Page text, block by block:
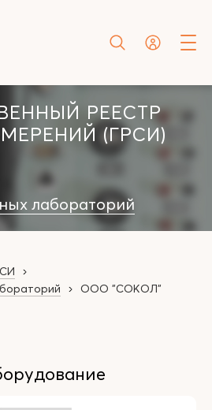
РЕЕСТР
(ГРСИ)
лабораторий
ООО "СОКОЛ"